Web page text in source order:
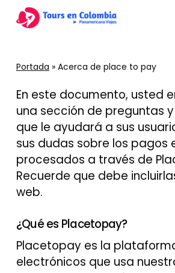
Portada » Acerca de place to pay
En este documento, usted
una sección de preguntas
que le ayudará a sus
sus dudas sobre los pagos
procesados a través de
Recuerde que debe
web.
¿Qué es Placetopay?
Placetopay es la
electrónicos que usa